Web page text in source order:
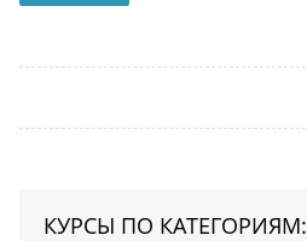
КУРСЫ ПО КАТЕГОРИЯМ: